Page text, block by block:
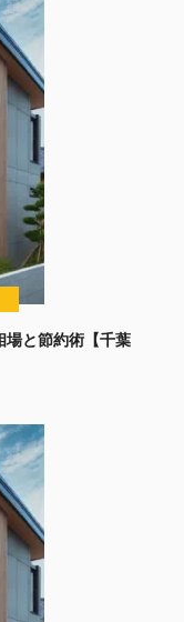
場と節約術【千葉